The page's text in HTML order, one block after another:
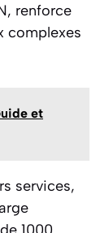
renforce
complexes
et
services,